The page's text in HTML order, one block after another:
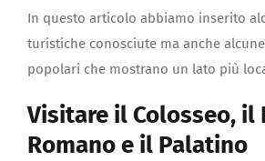
In questo articolo abbiamo inserito
turistiche conosciute ma anche
popolari che mostrano un lato più
Visitare il Colosseo, il
Romano e il Palatino